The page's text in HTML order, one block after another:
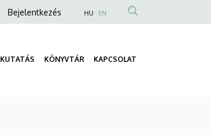
Anonim
menüje
Bejelentkezés HU EN
KUTATÁS KÖNYVTÁR KAPCSOLAT